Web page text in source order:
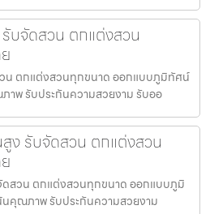
บจัดสวน ตกแต่งสวน
น ตกแต่งสวนทุกขนาด ออกแบบภูมิทัศน์
าพ รับประกันความสวยงาม รับออ
ง รับจัดสวน ตกแต่งสวน
สวน ตกแต่งสวนทุกขนาด ออกแบบภูมิ
นคุณภาพ รับประกันความสวยงาม